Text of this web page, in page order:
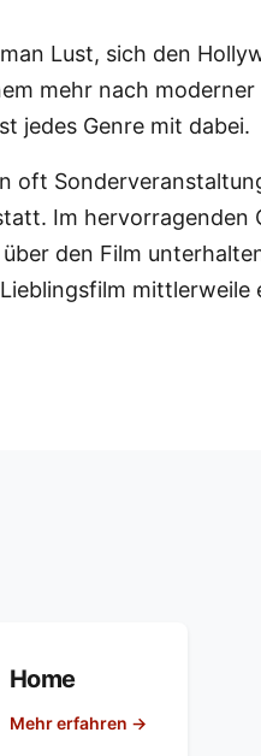
Lust, sich den
mehr nach
jedes Genre mit dabei.
oft
Im
den Film
mittlerweile
Home
Mehr erfahren →